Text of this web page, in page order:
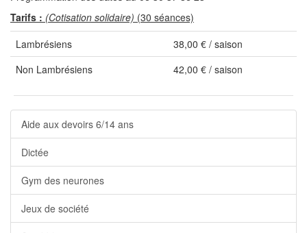
Tarifs : (Cotisation solidaire) (30 séances)
Lambrésiens
38,00 € / saison
Non Lambrésiens
42,00 € / saison
Aide aux devoirs 6/14 ans
Dictée
Gym des neurones
Jeux de société